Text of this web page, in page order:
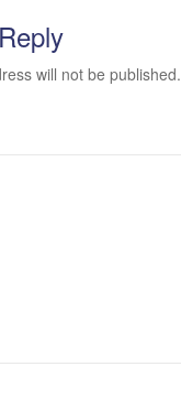
will not be published.